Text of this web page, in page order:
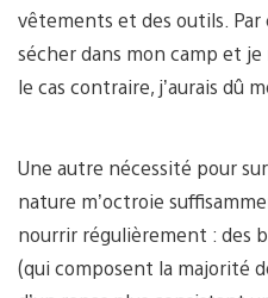
vêtements et des outils. Par
sécher dans mon camp et je
le cas contraire, j’aurais dû
Une autre nécessité pour
nature m’octroie
nourrir régulièrement : des
(qui composent la majorité